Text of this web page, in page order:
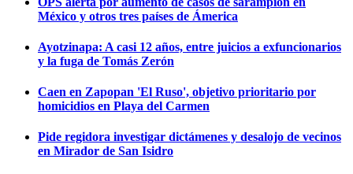
México y otros tres países de Ámerica
Ayotzinapa: A casi 12 años, entre juicios a exfuncionarios
y la fuga de Tomás Zerón
Caen en Zapopan 'El Ruso', objetivo prioritario por
homicidios en Playa del Carmen
Pide regidora investigar dictámenes y desalojo de vecinos
en Mirador de San Isidro